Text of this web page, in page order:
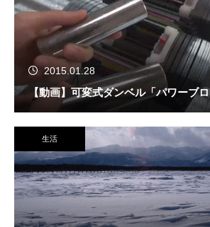
2015.01.28
【動画】可変式ダンベル「パワーブ
生活